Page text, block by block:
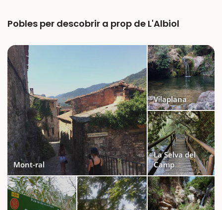
Pobles per descobrir a prop de L'Albiol
Mont-ral
Vilaplana
La Selva del
Camp